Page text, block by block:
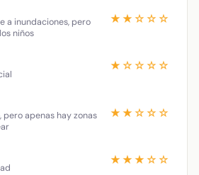
a inundaciones, pero
niños
★★☆☆☆
★☆☆☆☆
apenas hay zonas
★★☆☆☆
★★★☆☆